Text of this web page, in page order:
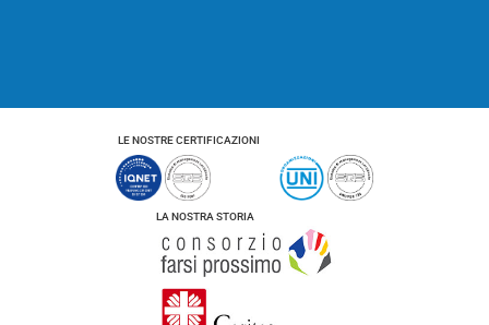
LE NOSTRE CERTIFICAZIONI
LA NOSTRA STORIA